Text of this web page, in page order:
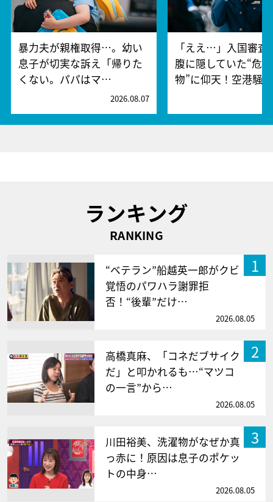
暴力夫が親権取得…。幼い
息子が切実な訴え「帰りた
くない。パパはマ…
2026.08.07
「ええ…」入国審査
腹に隠していた“危
物”に仰天！空港騒
ランキング
RANKING
1
“ベテラン”船越英一郎がクビ
覚悟のパワハラ謝罪拒
否！“後輩”だけ…
2026.08.05
2
高橋真麻、「コネだブサイク
だ」と叩かれるも…“マツコ
の一言”から…
2026.08.05
3
川田裕美、洗濯物がなぜか真
っ赤に！原因は息子のポケッ
トの中身…
2026.08.05